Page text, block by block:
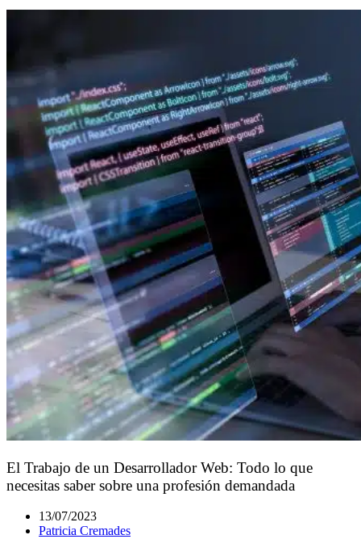
El Trabajo de un Desarrollador Web: Todo lo que
necesitas saber sobre una profesión demandada
13/07/2023
Patricia Cremades